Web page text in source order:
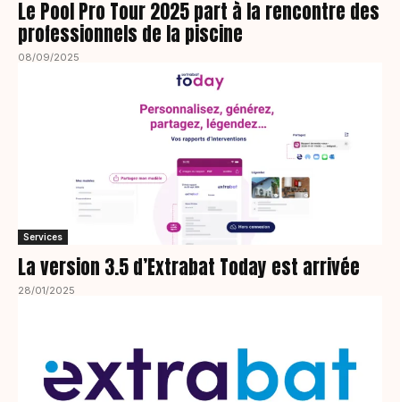
Le Pool Pro Tour 2025 part à la rencontre des
professionnels de la piscine
08/09/2025
Services
La version 3.5 d’Extrabat Today est arrivée
28/01/2025